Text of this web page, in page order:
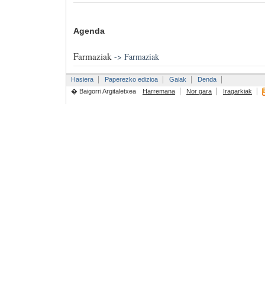
Agenda
Farmaziak-> Farmaziak
Hasiera Paperezko edizioa Gaiak
Denda
� Baigorri Argitaletxea
Harremana Nor gara Iragarkiak